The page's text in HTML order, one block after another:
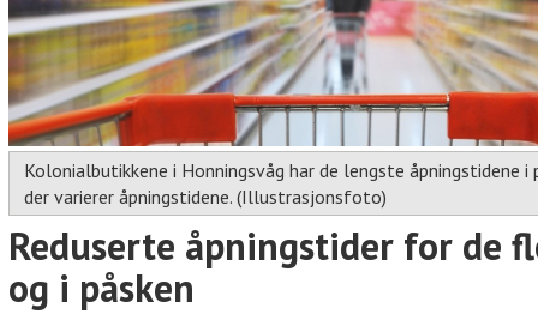
Kolonialbutikkene i Honningsvåg har de lengste åpningstidene i
der varierer åpningstidene. (Illustrasjonsfoto)
Reduserte åpningstider for de
og i påsken